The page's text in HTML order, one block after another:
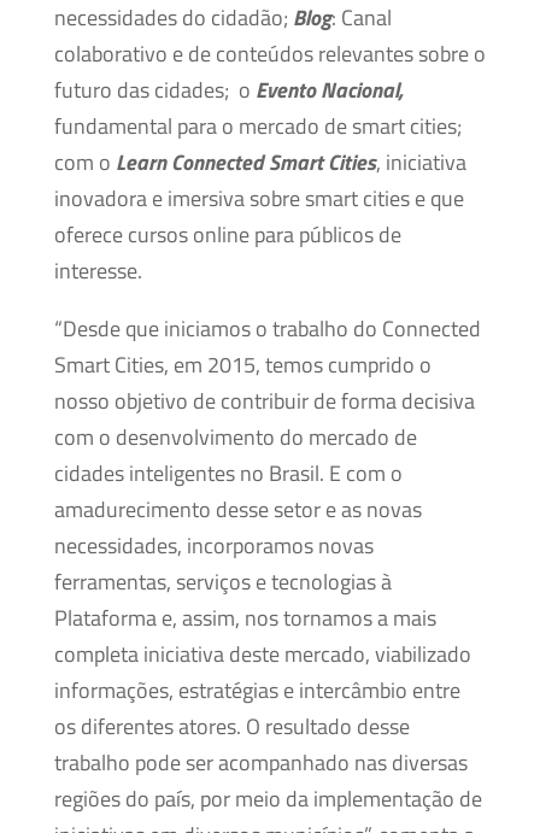
necessidades do cidadão; Blog: Canal
colaborativo e de conteúdos relevantes sobre o
futuro das cidades; o Evento Nacional,
fundamental para o mercado de smart cities;
com o Learn Connected Smart Cities, iniciativa
inovadora e imersiva sobre smart cities e que
oferece cursos online para públicos de
interesse.
“Desde que iniciamos o trabalho do Connected
Smart Cities, em 2015, temos cumprido o
nosso objetivo de contribuir de forma decisiva
com o desenvolvimento do mercado de
cidades inteligentes no Brasil. E com o
amadurecimento desse setor e as novas
necessidades, incorporamos novas
ferramentas, serviços e tecnologias à
Plataforma e, assim, nos tornamos a mais
completa iniciativa deste mercado, viabilizado
informações, estratégias e intercâmbio entre
os diferentes atores. O resultado desse
trabalho pode ser acompanhado nas diversas
regiões do país, por meio da implementação de